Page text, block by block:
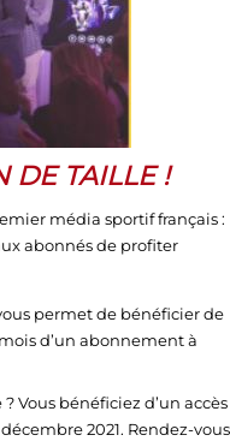
DE TAILLE !
média sportif français :
abonnés de profiter
permet de bénéficier de
d’un abonnement à
Vous bénéficiez d’un accès
2021. Rendez-vous